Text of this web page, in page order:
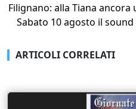
Filignano: alla Tiana
Sabato 10 agosto il
ARTICOLI CORRELATI